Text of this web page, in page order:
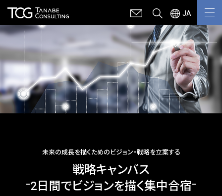
JA
未来の成長を描くためのビジョン・戦略を立案する
戦略キャンバス
⁻2日間でビジョンを描く集中合宿⁻